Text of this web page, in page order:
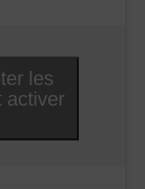
les
activer